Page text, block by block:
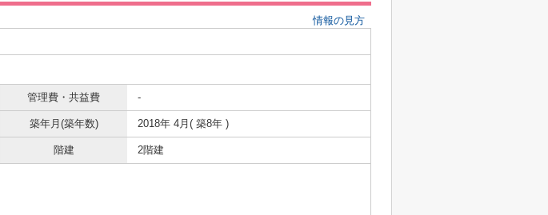
情報の見方
管理費・共益費 -
築年月(築年数) 2018年 4月( 築8年 )
階建 2階建